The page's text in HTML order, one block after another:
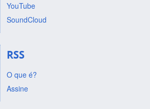
YouTube
SoundCloud
RSS
O que é?
Assine